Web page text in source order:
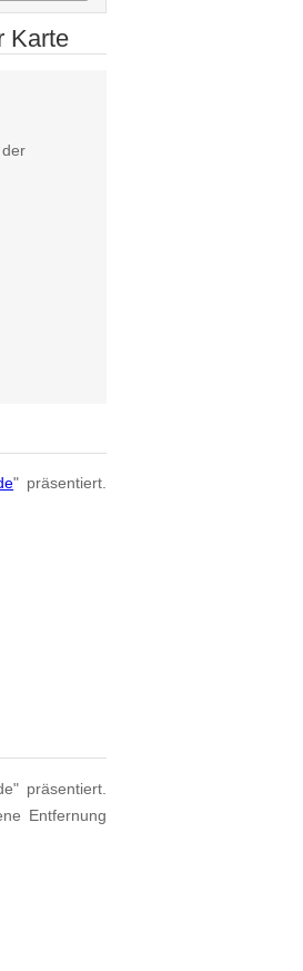
Karte
" präsentiert.
präsentiert.
Entfernung